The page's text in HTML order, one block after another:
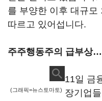
를 부양한 이후 대규모
따르고 있어섭니다.
주주행동주의 급부상
(그래픽=뉴스토마토)
11일 금
장기업